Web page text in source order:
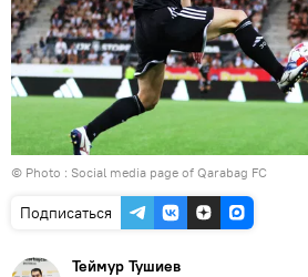
© Photo : Social media page of Qarabag FC
Подписаться
Теймур Тушиев